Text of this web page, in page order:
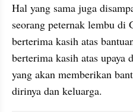
Hal yang sama juga
seorang peternak lembu di
berterima kasih atas
berterima kasih atas upaya
yang akan memberikan
dirinya dan keluarga.